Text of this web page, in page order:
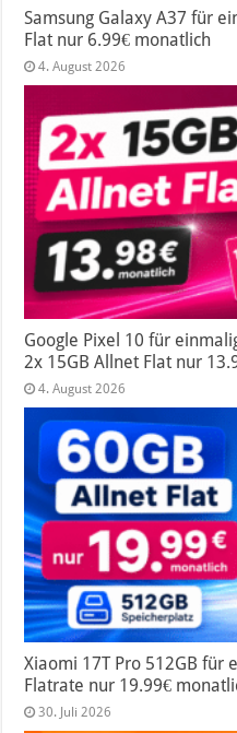
Samsung Galaxy A37 für
Flat nur 6.99€ monatlich
4. August 2026
Google Pixel 10 für
2x 15GB Allnet Flat nur
4. August 2026
Xiaomi 17T Pro 512GB für
Flatrate nur 19.99€
30. Juli 2026